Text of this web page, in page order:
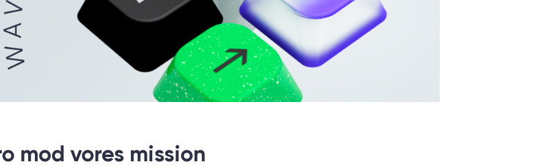
mod vores mission
Machine learning